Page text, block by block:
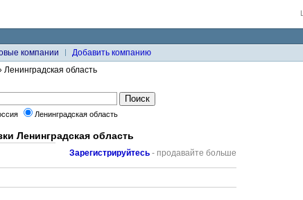
компании
Добавить компанию
Ленинградская область
Ленинградская область
Ленинградская область
Зарегистрируйтесь - продавайте больше